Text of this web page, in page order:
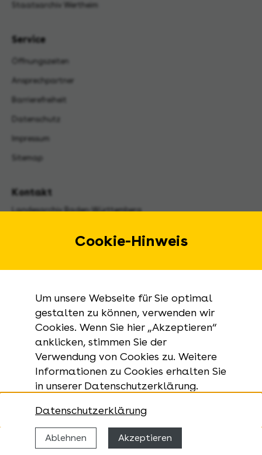
Cookie-Hinweis
Um unsere Webseite für Sie optimal
gestalten zu können, verwenden wir
Cookies. Wenn Sie hier „Akzeptieren“
anklicken, stimmen Sie der
Verwendung von Cookies zu. Weitere
Informationen zu Cookies erhalten Sie
in unserer Datenschutzerklärung.
Datenschutzerklärung
Ablehnen Akzeptieren
Staatsarchiv Wertheim
Service
Öffnungszeiten
Ansprechpartner
Barrierefreiheit
Datenschutz
Impressum
Sitemap
Kontakt
Landesarchiv Baden-Württemberg
+49 711 212-4272
Anfragen zu Archivgut:
+49 711 335075-555
Telefax:
+49 711 212-4283